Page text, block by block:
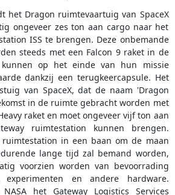
het Dragon ruimtevaartuig van SpaceX
ongeveer zes ton aan cargo naar het
ISS te brengen. Deze onbemande
steeds met een Falcon 9 raket in de
op het einde van hun missie
dankzij een terugkeercapsule. Het
van SpaceX, dat de naam 'Dragon
in de ruimte gebracht worden met
raket en moet ongeveer vijf ton aan
ruimtestation kunnen brengen.
ruimtestation in een baan om de maan
lange tijd zal bemand worden,
voorzien worden van bevoorrading
en andere hardware.
het Gateway Logistics Services